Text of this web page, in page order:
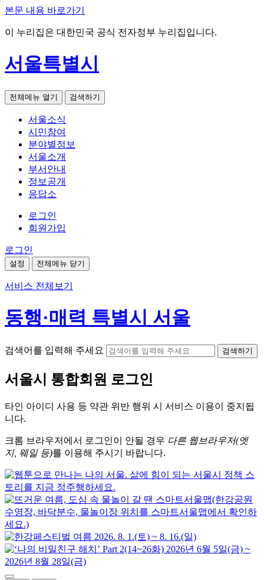
본문 내용 바로가기
이 누리집은 대한민국 공식 전자정부 누리집입니다.
서울특별시
전체메뉴 열기 검색하기
서울소식
시민참여
분야별정보
서울소개
부서안내
정보공개
응답소
로그인
회원가입
로그인
설정 전체메뉴 닫기
서비스 전체보기
동행·매력 특별시 서울
검색어를 입력해 주세요 검색하기
서울시 통합회원 로그인
타인 아이디 사용 등 약관 위반 행위 시 서비스 이용이 중지됩
니다.
크롬 브라우저에서 로그인이 안될 경우 다른 웹브라우저(엣
지, 웨일 등)를 이용해 주시기 바랍니다.